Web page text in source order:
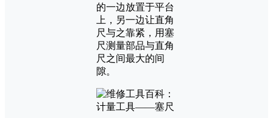
的一边放置于平台
上，另一边让直角
尺与之靠紧，用塞
尺测量部品与直角
尺之间最大的间
隙。